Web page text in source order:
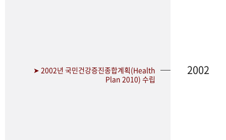
➤ 2002년 국민건강증진종합계획(Health
Plan 2010) 수립
2002